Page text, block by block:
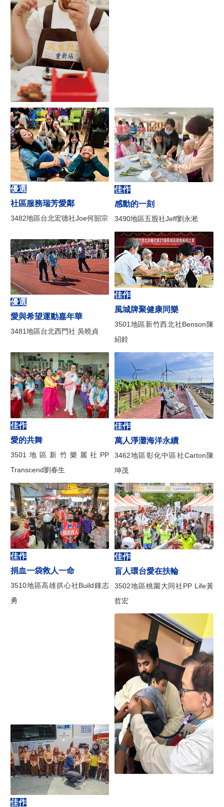
優選
社區服務瑞芳愛鄰
3482地區台北宏德社Joe何韶宗
佳作
感動的一刻
3490地區五股社Jeff劉永淞
優選
愛與希望運動嘉年華
3481地區台北西門社 吳曉貞
佳作
風城牌聚健康同樂
3501地區新竹西北社Benson陳
紹銓
佳作
愛的共舞
3501地區新竹樂麗社PP
Transcend劉春生
佳作
萬人淨灘海洋永續
3462地區彰化中區社Carton陳
坤茂
佳作
捐血一袋救人一命
3510地區高雄拱心社Build鍾志
勇
佳作
盲人環台愛在扶輪
3502地區桃園大同社PP Life黃
哲宏
佳作